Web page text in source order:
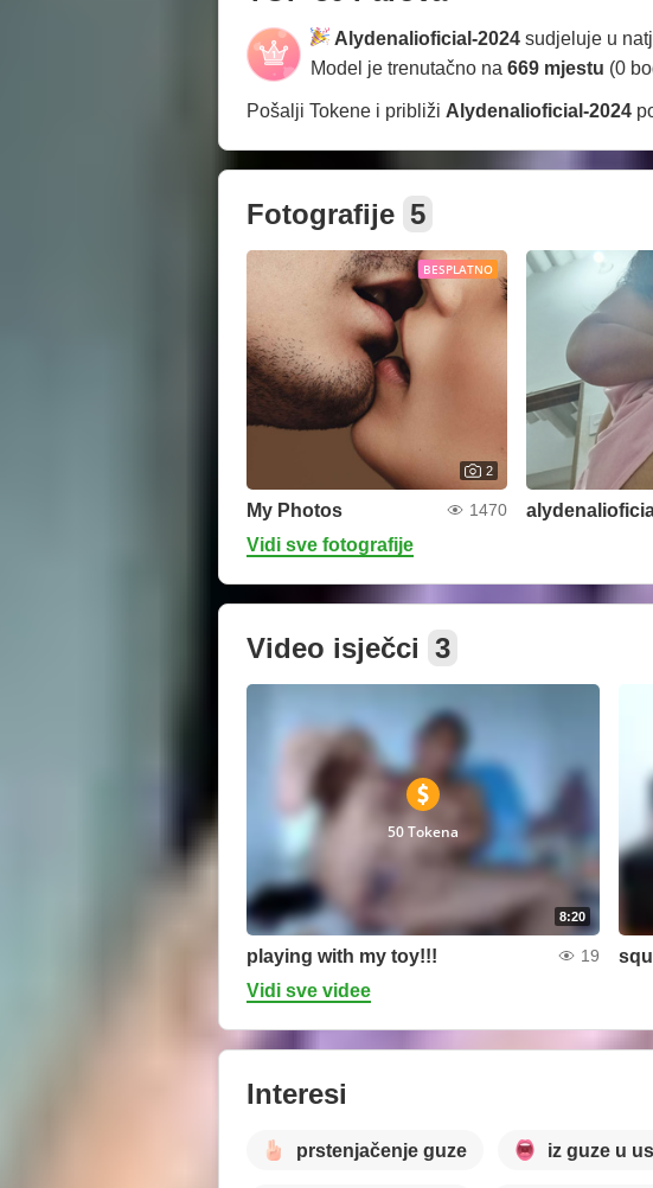
Alydenalioficial-2024 sudjeluje u
Model je trenutačno na 669 mjestu (0
Pošalji Tokene i približi Alydenalioficial-2024
Fotografije 5
BESPLATNO
2
My Photos 1470
Vidi sve fotografije
Video isječci 3
8:20
50 Tokena
playing with my toy!!! 19
Vidi sve videe
Interesi
prstenjačenje guze iz guze u